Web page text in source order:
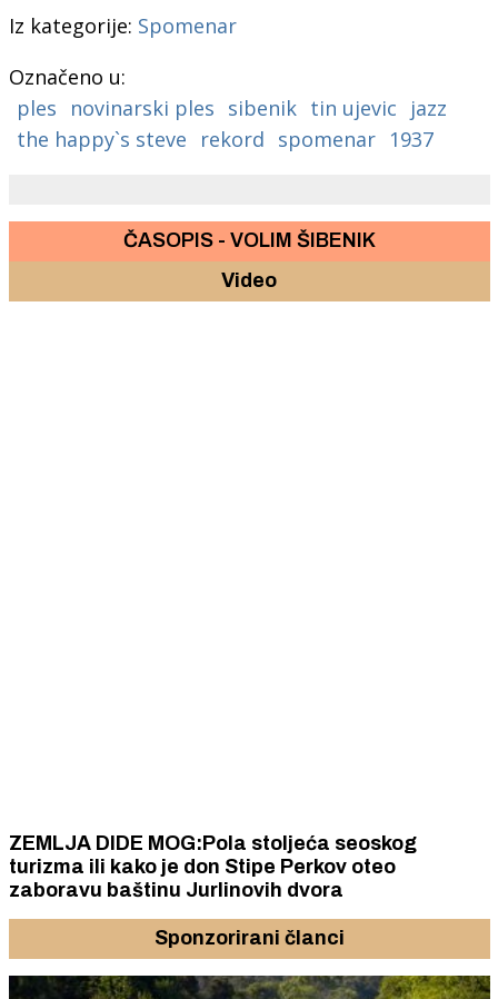
Iz kategorije: Spomenar
Označeno u:
ples
novinarski ples sibenik tin ujevic
jazz
the happy`s steve
rekord spomenar 1937
ČASOPIS - VOLIM ŠIBENIK
Video
ZEMLJA DIDE MOG:Pola stoljeća seoskog
turizma ili kako je don Stipe Perkov oteo
zaboravu baštinu Jurlinovih dvora
Sponzorirani članci